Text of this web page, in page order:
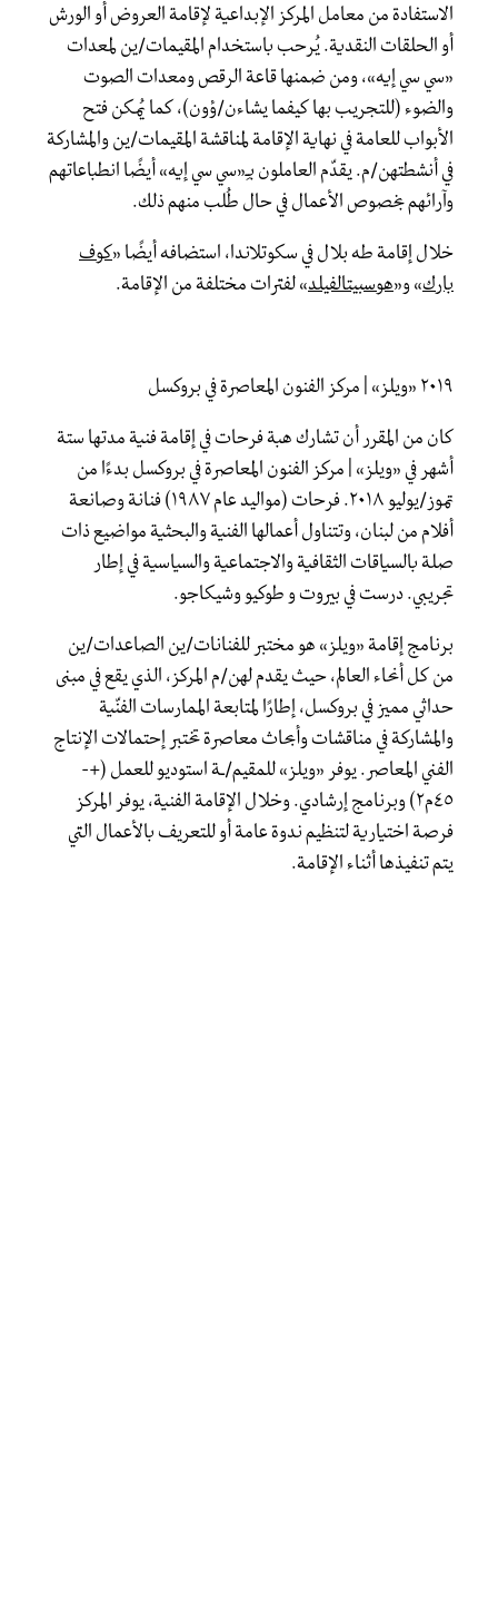
الاستفادة من معامل المركز الإبداعية لإقامة العروض أو الورش
أو الحلقات النقدية. يُرحب باستخدام المقيمات/ين لمعدات
«سي سي إيه»، ومن ضمنها قاعة الرقص ومعدات الصوت
والضوء (للتجريب بها كيفما يشاءن/ؤون)، كما يُمكن فتح
الأبواب للعامة في نهاية الإقامة لمناقشة المقيمات/ين والمشاركة
في أنشطتهن/م. يقدّم العاملون بـِ«سي سي إيه» أيضًا انطباعاتهم
وآرائهم بخصوص الأعمال في حال طُلب منهم ذلك.
خلال إقامة طه بلال في سكوتلاندا، استضافه أيضًا «كوف
بارك» و«هوسبيتالفيلد» لفترات مختلفة من الإقامة.
٢٠١٩ «ويلز» | مركز الفنون المعاصرة في بروكسل
كان من المقرر أن تشارك هبة فرحات في إقامة فنية مدتها ستة
أشهر في «ويلز» | مركز الفنون المعاصرة في بروكسل بدءًا من
تموز/يوليو ٢٠١٨. فرحات (مواليد عام ١٩٨٧) فنانة وصانعة
أفلام من لبنان، وتتناول أعمالها الفنية والبحثية مواضيع ذات
صلة بالسياقات الثقافية والاجتماعية والسياسية في إطار
تجريبي. درست في بيروت و طوكيو وشيكاجو.
برنامج إقامة «ويلز» هو مختبر للفنانات/ين الصاعدات/ين
من كل أنحاء العالم، حيث يقدم لهن/م المركز، الذي يقع في مبنى
حداثي مميز في بروكسل، إطارًا لمتابعة الممارسات الفنّية
والمشاركة في مناقشات وأبحاث معاصرة تختبر إحتمالات الإنتاج
الفني المعاصر. يوفر «ويلز» للمقيم/ـة استوديو للعمل (+-
٤٥م٢) وبرنامج إرشادي. وخلال الإقامة الفنية، يوفر المركز
فرصة اختيارية لتنظيم ندوة عامة أو للتعريف بالأعمال التي
يتم تنفيذها أثناء الإقامة.